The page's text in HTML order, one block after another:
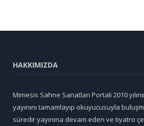
HAKKIMIZDA
Mimesis Sahne Sanatları Portali 2010
yayınını tamamlayıp okuyucusuyla
süredir yayınına devam eden ve tiyatro